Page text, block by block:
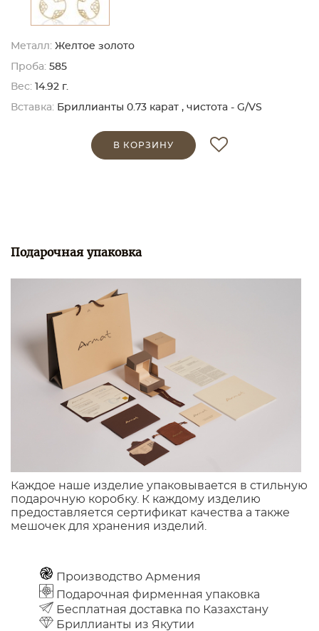
Металл: Желтое золото
Проба: 585
Вес: 14.92 г.
Вставка: Бриллианты 0.73 карат , чистота - G/VS
В КОРЗИНУ
Подарочная упаковка
Каждое наше изделие упаковывается в стильную
подарочную коробку. К каждому изделию
предоставляется сертификат качества а также
мешочек для хранения изделий.
Производство Армения
Подарочная фирменная упаковка
Бесплатная доставка по Казахстану
Бриллианты из Якутии